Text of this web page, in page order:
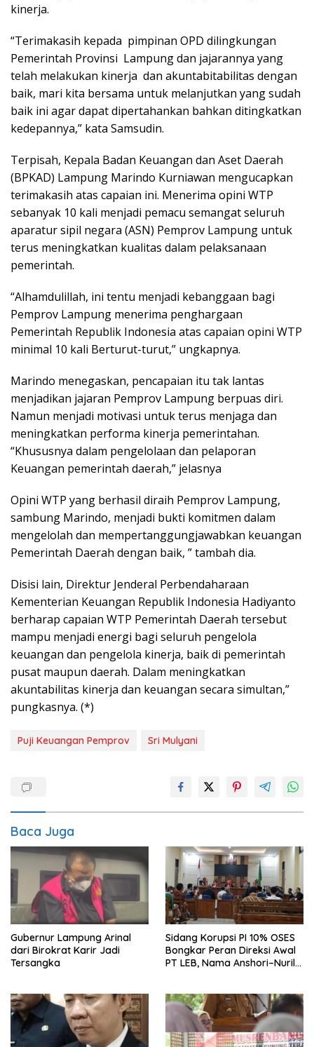
kinerja.
“Terimakasih kepada pimpinan OPD dilingkungan
Pemerintah Provinsi Lampung dan jajarannya yang
telah melakukan kinerja dan akuntabitabilitas dengan
baik, mari kita bersama untuk melanjutkan yang sudah
baik ini agar dapat dipertahankan bahkan ditingkatkan
kedepannya,” kata Samsudin.
Terpisah, Kepala Badan Keuangan dan Aset Daerah
(BPKAD) Lampung Marindo Kurniawan mengucapkan
terimakasih atas capaian ini. Menerima opini WTP
sebanyak 10 kali menjadi pemacu semangat seluruh
aparatur sipil negara (ASN) Pemprov Lampung untuk
terus meningkatkan kualitas dalam pelaksanaan
pemerintah.
“Alhamdulillah, ini tentu menjadi kebanggaan bagi
Pemprov Lampung menerima penghargaan
Pemerintah Republik Indonesia atas capaian opini WTP
minimal 10 kali Berturut-turut,” ungkapnya.
Marindo menegaskan, pencapaian itu tak lantas
menjadikan jajaran Pemprov Lampung berpuas diri.
Namun menjadi motivasi untuk terus menjaga dan
meningkatkan performa kinerja pemerintahan.
“Khususnya dalam pengelolaan dan pelaporan
Keuangan pemerintah daerah,” jelasnya
Opini WTP yang berhasil diraih Pemprov Lampung,
sambung Marindo, menjadi bukti komitmen dalam
mengelolah dan mempertanggungjawabkan keuangan
Pemerintah Daerah dengan baik, ” tambah dia.
Disisi lain, Direktur Jenderal Perbendaharaan
Kementerian Keuangan Republik Indonesia Hadiyanto
berharap capaian WTP Pemerintah Daerah tersebut
mampu menjadi energi bagi seluruh pengelola
keuangan dan pengelola kinerja, baik di pemerintah
pusat maupun daerah. Dalam meningkatkan
akuntabilitas kinerja dan keuangan secara simultan,”
pungkasnya. (*)
Puji Keuangan Pemprov Sri Mulyani
Baca Juga
Gubernur Lampung Arinal
dari Birokrat Karir Jadi
Tersangka
Sidang Korupsi PI 10% OSES
Bongkar Peran Direksi Awal
PT LEB, Nama Anshori–Nuril